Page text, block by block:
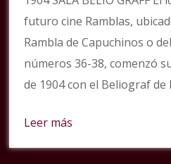
futuro cine Ramblas,
Rambla de Capuchinos o
números 36-38, comenzó
de 1904 con el Beliograf de
Leer más